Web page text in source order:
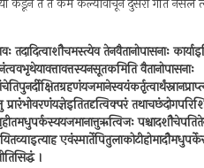
तदादित्वाशौचमस्त्येव तेनवैतानोपासनाः
वैतानोपासनाः
।